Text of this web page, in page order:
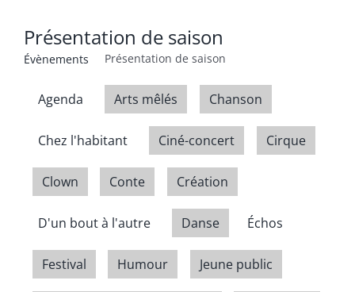
Présentation de saison
Évènements Présentation de saison
Agenda Arts mêlés Chanson
Chez l'habitant Ciné-concert Cirque
Clown Conte Création
D'un bout à l'autre Danse Échos
Festival Humour Jeune public